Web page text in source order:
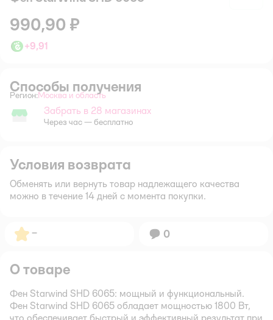
990,90 ₽
+9,91
Способы получения
Регион: Выбор адреса доставки.
Москва и область
Забрать в магазине
Забрать в 28 магазинах
Через час — бесплатно
Условия возврата
Обменять или вернуть товар надлежащего качества
можно в течение 14 дней с момента покупки.
Рейтинг:
– Вопросов:
0
О товаре
Фен Starwind SHD 6065: мощный и функциональный.
Фен Starwind SHD 6065 обладает мощностью 1800 Вт,